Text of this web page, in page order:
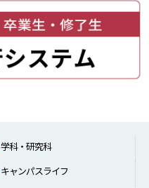
学科・研究科
キャンパスライフ